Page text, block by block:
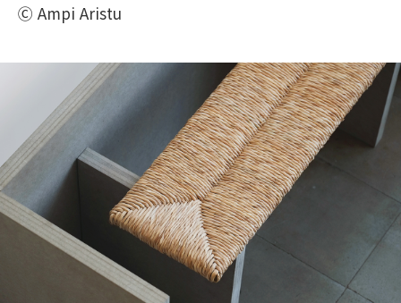
Ⓒ Ampi Aristu